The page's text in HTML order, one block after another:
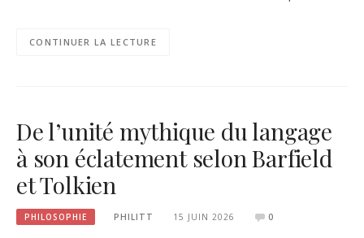
CONTINUER LA LECTURE
De l’unité mythique du langage
à son éclatement selon Barfield
et Tolkien
PHILOSOPHIE PHILITT 15 JUIN 2026 0